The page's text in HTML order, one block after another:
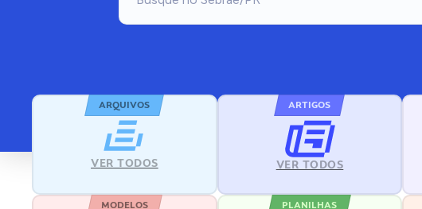
ARQUIVOS
VER TODOS
ARTIGOS
VER TODOS
MODELOS PLANILHAS